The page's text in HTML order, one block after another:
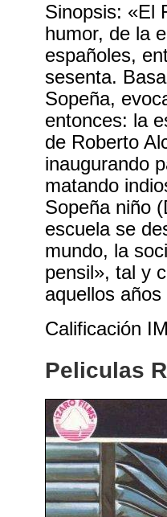
Sinopsis: «El
humor, de la
españoles,
sesenta.
Sopeña,
entonces: la
de Roberto
inaugurando
matando
Sopeña niño
escuela se
mundo, la
pensil», tal y
aquellos años
Calificación
Peliculas